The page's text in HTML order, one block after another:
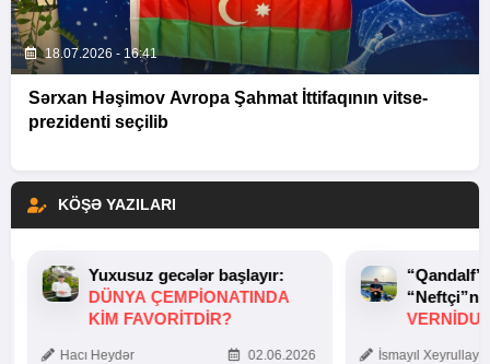
18.07.2026 - 16:41
Sərxan Həşimov Avropa Şahmat İttifaqının vitse-
prezidenti seçilib
KÖŞƏ YAZILARI
Yuxusuz gecələr başlayır:
DÜNYA ÇEMPIONATINDA
KIM FAVORITDIR?
Hacı Heydər 02.06.2026 İsmayıl